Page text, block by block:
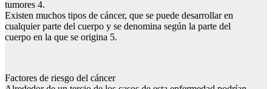
tumores 4.
Existen muchos tipos de cáncer, que se puede desarrollar en
cualquier parte del cuerpo y se denomina según la parte del
cuerpo en la que se origina 5.
Factores de riesgo del cáncer